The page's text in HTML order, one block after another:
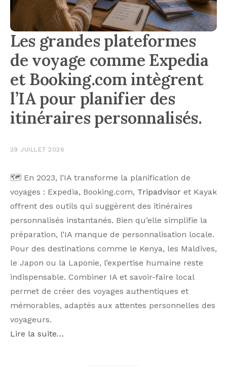
Les grandes plateformes
de voyage comme Expedia
et Booking.com intègrent
l’IA pour planifier des
itinéraires personnalisés.
29 JUILLET 2026
🗺️ En 2023, l’IA transforme la planification de
voyages : Expedia, Booking.com, Tripadvisor et Kayak
offrent des outils qui suggèrent des itinéraires
personnalisés instantanés. Bien qu’elle simplifie la
préparation, l’IA manque de personnalisation locale.
Pour des destinations comme le Kenya, les Maldives,
le Japon ou la Laponie, l’expertise humaine reste
indispensable. Combiner IA et savoir-faire local
permet de créer des voyages authentiques et
mémorables, adaptés aux attentes personnelles des
voyageurs.
Lire la suite…